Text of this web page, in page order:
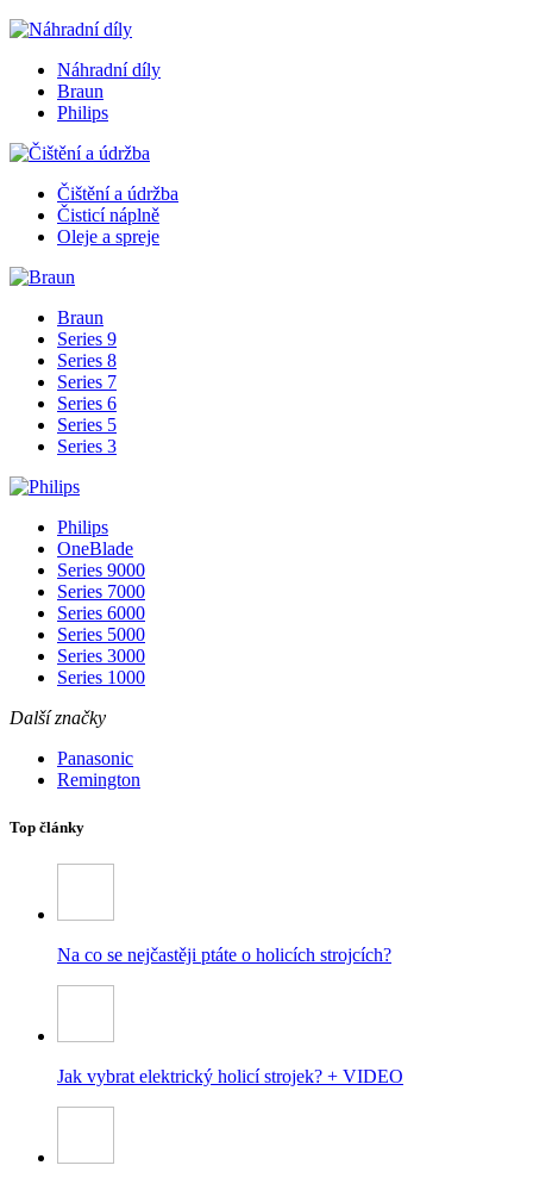
Náhradní díly
Braun
Philips
Čištění a údržba
Čisticí náplně
Oleje a spreje
Braun
Series 9
Series 8
Series 7
Series 6
Series 5
Series 3
Philips
OneBlade
Series 9000
Series 7000
Series 6000
Series 5000
Series 3000
Series 1000
Další značky
Panasonic
Remington
Top články
Na co se nejčastěji ptáte o holicích strojcích?
Jak vybrat elektrický holicí strojek? + VIDEO